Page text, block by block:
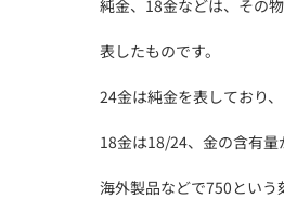
純金、18金などは、その
表したものです。
24金は純金を表しており、
18金は18/24、金の含有
海外製品などで750とい